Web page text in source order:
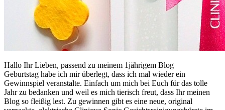
Hallo Ihr Lieben, passend zu meinem 1jährigem Blog
Geburtstag habe ich mir überlegt, dass ich mal wieder ein
Gewinnspiel veranstalte. Einfach um mich bei Euch für das tolle
Jahr zu bedanken und weil es mich tierisch freut, dass Ihr meinen
Blog so fleißig lest. Zu gewinnen gibt es eine neue, original